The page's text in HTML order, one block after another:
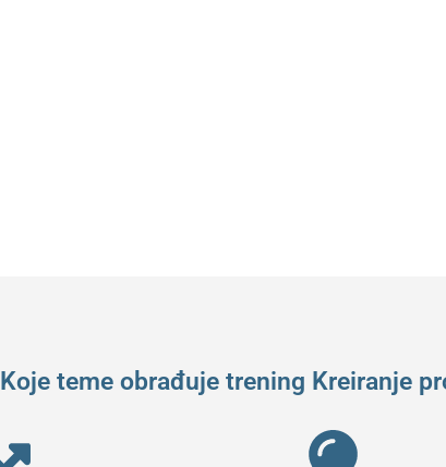
Koje teme obrađuje trening Kreiranje